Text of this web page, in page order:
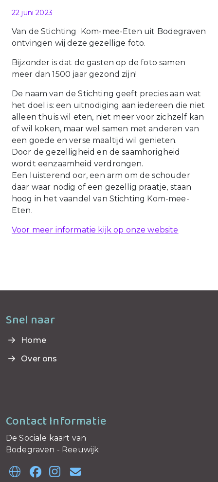
Gepubliceerd op
22 juni 2023
Van de Stichting Kom-mee-Eten uit Bodegraven
ontvingen wij deze gezellige foto.
Bijzonder is dat de gasten op de foto samen
meer dan 1500 jaar gezond zijn!
De naam van de Stichting geeft precies aan wat
het doel is: een uitnodiging aan iedereen die niet
alleen thuis wil eten, niet meer voor zichzelf kan
of wil koken, maar wel samen met anderen van
een goede en verse maaltijd wil genieten.
Door de gezelligheid en de saamhorigheid
wordt eenzaamheid verdrongen.
Een luisterend oor, een arm om de schouder
daar waar nodig of een gezellig praatje, staan
hoog in het vaandel van Stichting Kom-mee-
Eten.
Voor meer informatie kijk op onze website
Snel naar
Home
Over ons
Contact Informatie
De Sociale kaart van
Bodegraven - Reeuwijk